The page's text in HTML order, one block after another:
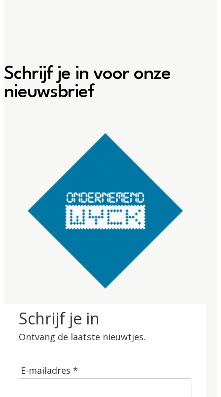
Schrijf je in voor onze
nieuwsbrief
Schrijf je in
Ontvang de laatste nieuwtjes.
E-mailadres *